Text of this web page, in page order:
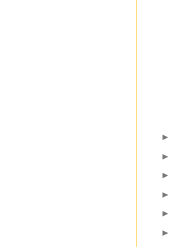
►
►
►
►
►
►